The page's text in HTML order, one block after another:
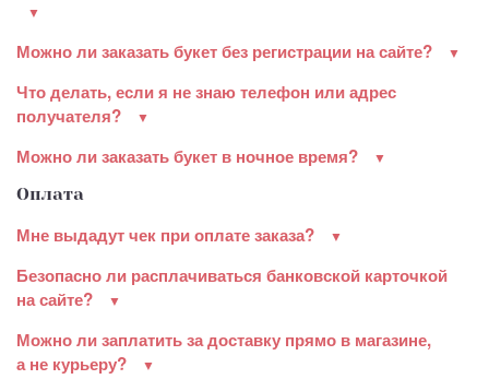
Можно ли заказать букет без регистрации на сайте?
Что делать, если я не знаю телефон или адрес
получателя?
Можно ли заказать букет в ночное время?
Оплата
Мне выдадут чек при оплате заказа?
Безопасно ли расплачиваться банковской карточкой
на сайте?
Можно ли заплатить за доставку прямо в магазине,
а не курьеру?